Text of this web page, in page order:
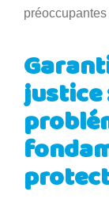
justice